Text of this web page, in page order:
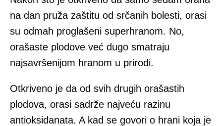
na dan pruža zaštitu od srčanih bolesti, orasi
su odmah proglašeni superhranom. No,
orašaste plodove već dugo smatraju
najsavršenijom hranom u prirodi.
Otkriveno je da od svih drugih orašastih
plodova, orasi sadrže najveću razinu
antioksidanata. A kad se govori o hrani koja je